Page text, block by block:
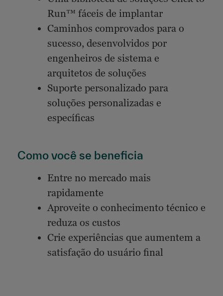
Run™ fáceis de implantar
Caminhos comprovados para o
sucesso, desenvolvidos por
engenheiros de sistema e
arquitetos de soluções
Suporte personalizado para
soluções personalizadas e
específicas
Como você se beneficia
Entre no mercado mais
rapidamente
Aproveite o conhecimento técnico e
reduza os custos
Crie experiências que aumentem a
satisfação do usuário final